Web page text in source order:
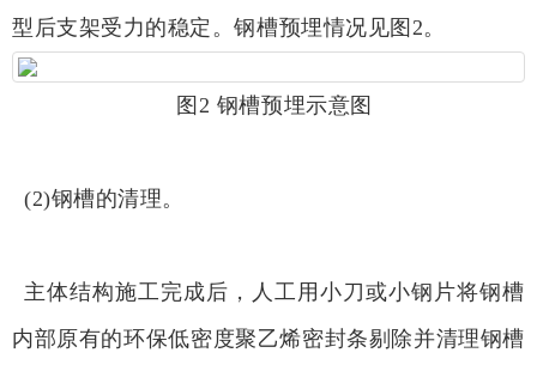
型后支架受力的稳定。钢槽预埋情况见图2。
图2 钢槽预埋示意图
(2)钢槽的清理。
主体结构施工完成后，人工用小刀或小钢片将钢槽
内部原有的环保低密度聚乙烯密封条剔除并清理钢槽